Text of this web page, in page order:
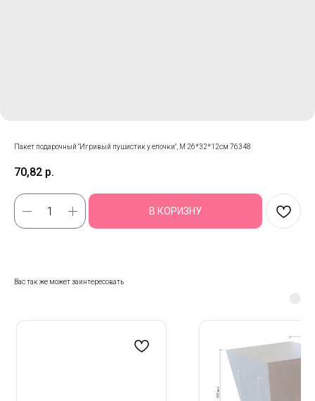
Пакет подарочный "Игривый пушистик у елочки", M 26*32*12см 76348
70,82 р.
В КОРИЗНУ
Вас так же может заинтересовать